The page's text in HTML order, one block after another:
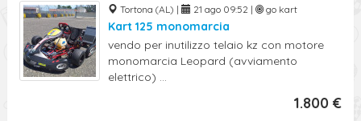
Tortona (AL) | 21 ago 09:52 | go kart
Kart 125 monomarcia
vendo per inutilizzo telaio kz con motore
monomarcia Leopard (avviamento
elettrico) ...
1.800 €